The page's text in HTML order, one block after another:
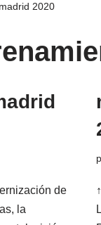
2020
de
la